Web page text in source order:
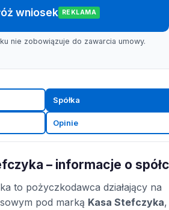
wniosek REKLAMA
nie zobowiązuje do zawarcia umowy.
Spółka
Opinie
– informacje o
to pożyczkodawca działający na
pod marką Kasa Stefczyka,